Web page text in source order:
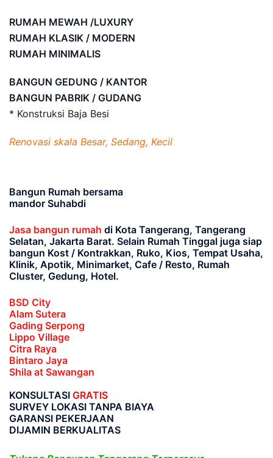
RUMAH MEWAH /LUXURY
RUMAH KLASIK / MODERN
RUMAH MINIMALIS
BANGUN GEDUNG / KANTOR
BANGUN PABRIK / GUDANG
* Konstruksi Baja Besi
Renovasi skala Besar, Sedang, Kecil
Bangun Rumah bersama
mandor Suhabdi
Jasa bangun rumah di Kota Tangerang, Tangerang
Selatan, Jakarta Barat. Selain Rumah Tinggal juga siap
bangun Kost / Kontrakkan, Ruko, Kios, Tempat Usaha,
Klinik, Apotik, Minimarket, Cafe / Resto, Rumah
Cluster, Gedung, Hotel.
BSD City
Alam Sutera
Gading Serpong
Lippo Village
Citra Raya
Bintaro Jaya
Shila at Sawangan
KONSULTASI GRATIS
SURVEY LOKASI TANPA BIAYA
GARANSI PEKERJAAN
DIJAMIN BERKUALITAS